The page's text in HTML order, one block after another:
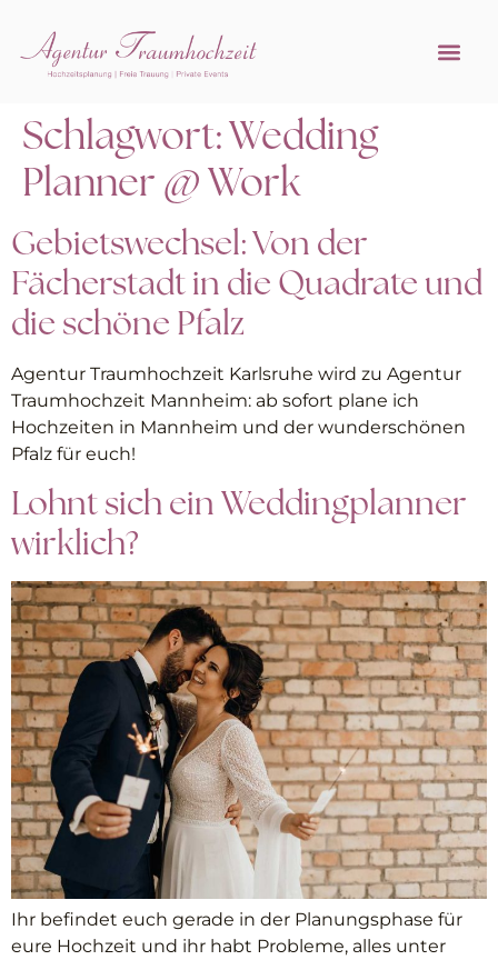
Schlagwort:Wedding
Planner @ Work
Gebietswechsel: Von der
Fächerstadt in die Quadrate und
die schöne Pfalz
Agentur Traumhochzeit Karlsruhe wird zu Agentur
Traumhochzeit Mannheim: ab sofort plane ich
Hochzeiten in Mannheim und der wunderschönen
Pfalz für euch!
Lohnt sich ein Weddingplanner
wirklich?
Ihr befindet euch gerade in der Planungsphase für
eure Hochzeit und ihr habt Probleme, alles unter